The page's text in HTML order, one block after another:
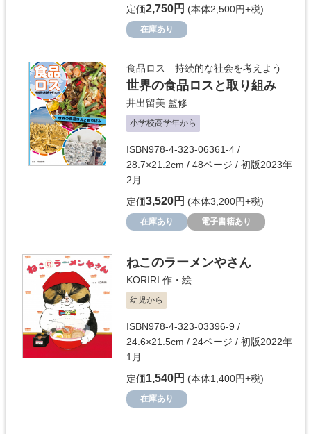
定価2,750円 (本体2,500円+税)
在庫あり
食品ロス 持続的な社会を考えよう
世界の食品ロスと取り組み
井出留美 監修
小学校高学年から
ISBN978-4-323-06361-4 /
28.7×21.2cm / 48ページ / 初版2023年
2月
定価3,520円 (本体3,200円+税)
在庫あり 電子書籍あり
ねこのラーメンやさん
KORIRI 作・絵
幼児から
ISBN978-4-323-03396-9 /
24.6×21.5cm / 24ページ / 初版2022年
1月
定価1,540円 (本体1,400円+税)
在庫あり